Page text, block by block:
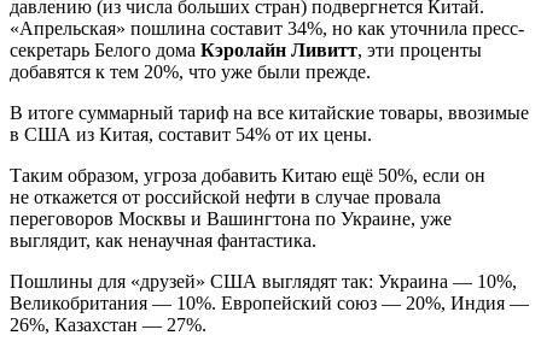
давлению (из числа больших стран) подвергнется Китай.
«Апрельская» пошлина составит 34%, но как уточнила пресс-
секретарь Белого дома Кэролайн Ливитт, эти проценты
добавятся к тем 20%, что уже были прежде.
В итоге суммарный тариф на все китайские товары, ввозимые
в США из Китая, составит 54% от их цены.
Таким образом, угроза добавить Китаю ещё 50%, если он
не откажется от российской нефти в случае провала
переговоров Москвы и Вашингтона по Украине, уже
выглядит, как ненаучная фантастика.
Пошлины для «друзей» США выглядят так: Украина — 10%,
Великобритания — 10%. Европейский союз — 20%, Индия —
26%, Казахстан — 27%.